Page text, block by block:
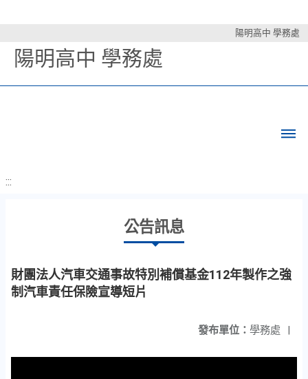
陽明高中 學務處
陽明高中 學務處
:::
公告訊息
財團法人汽車交通事故特別補償基金112年製作之強
制汽車責任保險宣導短片
發布單位： 學務處 |